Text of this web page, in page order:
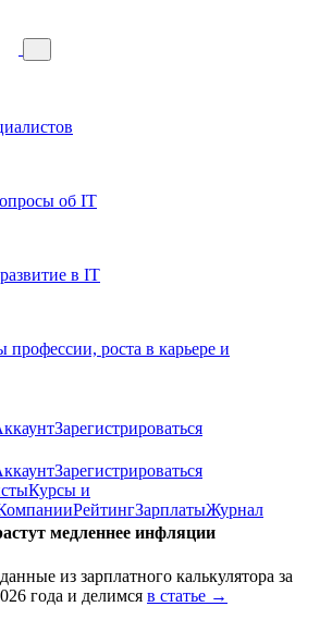
об IT
в IT
роста в карьере и
Зарегистрироваться
Зарегистрироваться
Курсы и
РейтингЗарплатыЖурнал
медленнее инфляции
из зарплатного калькулятора за
года и делимся в статье →